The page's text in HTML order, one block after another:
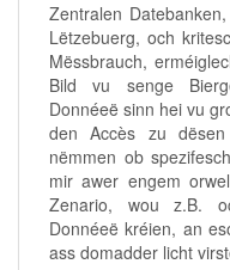
Zentralen
Lëtzebuerg, och
Mëssbrauch,
Bild vu senge
Donnéeë sinn hei vu
den Accès zu
nëmmen ob
mir awer engem
Zenario, wou z.B.
Donnéeë kréien, an
ass domadder licht